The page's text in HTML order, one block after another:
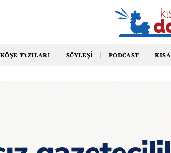
KÖŞE YAZILARI SÖYLEŞI PODCAST